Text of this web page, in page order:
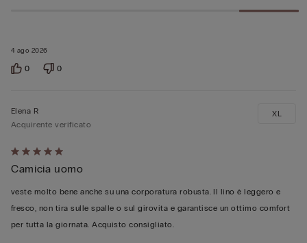
4 ago 2026
0 0
Valutato
5
su
5
Elena R
Acquirente verificato
Camicia uomo
veste molto bene anche su una corporatura robusta. Il lino è leggero e
fresco, non tira sulle spalle o sul girovita e garantisce un ottimo comfort
per tutta la giornata. Acquisto consigliato.
XL